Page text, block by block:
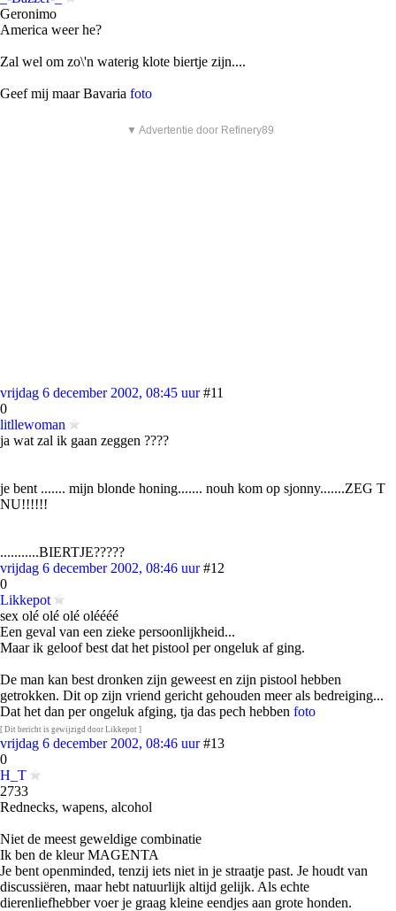
Geronimo
America weer he?
Zal wel om zo\'n waterig klote biertje zijn....
Geef mij maar Bavaria foto
▼ Advertentie door Refinery89
vrijdag 6 december 2002, 08:45 uur #11
0
litllewoman
ja wat zal ik gaan zeggen ????
je bent ....... mijn blonde honing....... nouh kom op sjonny.......ZEG T
NU!!!!!!
...........BIERTJE?????
vrijdag 6 december 2002, 08:46 uur #12
0
Likkepot
sex olé olé olé oléééé
Een geval van een zieke persoonlijkheid...
Maar ik geloof best dat het pistool per ongeluk af ging.
De man kan best dronken zijn geweest en zijn pistool hebben
getrokken. Dit op zijn vriend gericht gehouden meer als bedreiging...
Dat het dan per ongeluk afging, tja das pech hebben foto
[ Dit bericht is gewijzigd door Likkepot ]
vrijdag 6 december 2002, 08:46 uur #13
0
H_T
2733
Rednecks, wapens, alcohol
Niet de meest geweldige combinatie
Ik ben de kleur MAGENTA
Je bent openminded, tenzij iets niet in je straatje past. Je houdt van
discussiëren, maar hebt natuurlijk altijd gelijk. Als echte
dierenliefhebber voer je graag kleine eendjes aan grote honden.